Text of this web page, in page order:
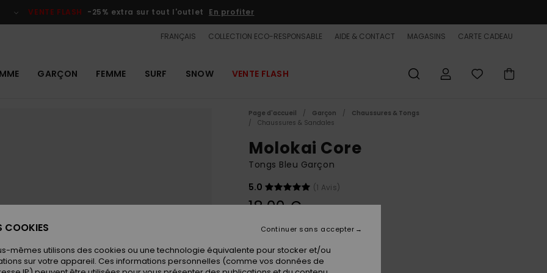
VENTE FLASH -25% extra sur tout l'outlet En profiter
FRANÇAIS COLLECTION ECO-RESPONSABLE AIDE & CONTACT MAGASINS CARTE CADEAU
GARÇON FEMME SURF SNOW VENTE FLASH
Page d'accueil Garçon
Chaussures & Tongs
Chaussures & Sandales
Molokai Core
Tongs Bleu Garçon
5.0
(1 Avis)
18,00 €
COOKIES
mêmes utilisons des cookies ou une technologie équivalente pour stocker et/ou
sur votre appareil. Ces informations personnelles (comme vos données de
Continuer sans accepter